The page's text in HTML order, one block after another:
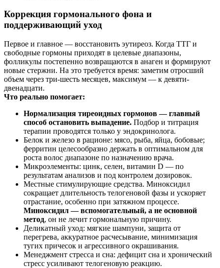
Коррекция гормонального фона и
поддерживающий уход
Первое и главное — восстановить эутиреоз. Когда ТТГ и
свободные гормоны приходят в целевые диапазоны,
фолликулы постепенно возвращаются в анаген и формируют
новые стержни. На это требуется время: заметим отросший
объем через три-шесть месяцев, максимум — к девяти-
двенадцати.
Что реально помогает:
Нормализация тиреоидных гормонов — главный
способ остановить выпадение. Подбор и титрация
терапии проводятся только у эндокринолога.
Белок и железо в рационе: мясо, рыба, яйца, бобовые;
ферритин целесообразно держать в оптимальном для
роста волос диапазоне по назначению врача.
Микроэлементы: цинк, селен, витамин D — по
результатам анализов и под контролем дозировок.
Местные стимулирующие средства. Миноксидил
сокращает длительность телогеновой фазы и ускоряет
отрастание, особенно при затяжном процессе.
Миноксидил — вспомогательный, а не основной
метод, он не лечит гормональную причину.
Деликатный уход: мягкие шампуни, защита от
перегрева, аккуратное расчесывание, минимизация
тугих причесок и агрессивного окрашивания.
Менеджмент стресса и сна: дефицит сна и хронический
стресс усиливают телогеновую реакцию.